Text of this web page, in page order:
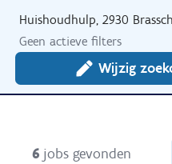
Huishoudhulp, 2930
Geen actieve filters
Wijzig
6 jobs gevonden